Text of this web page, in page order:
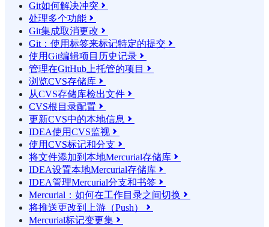
Git如何解决冲突 
处理多个功能 
Git集成取消更改 
Git：使用标签来标记特定的提交 
使用Git编辑项目历史记录 
管理在GitHub上托管的项目 
浏览CVS存储库 
从CVS存储库检出文件 
CVS根目录配置 
更新CVS中的本地信息 
IDEA使用CVS监视 
使用CVS标记和分支 
将文件添加到本地Mercurial存储库 
IDEA设置本地Mercurial存储库 
IDEA管理Mercurial分支和书签 
Mercurial：如何在工作目录之间切换 
将推送更改到上游（Push） 
Mercurial标记变更集 